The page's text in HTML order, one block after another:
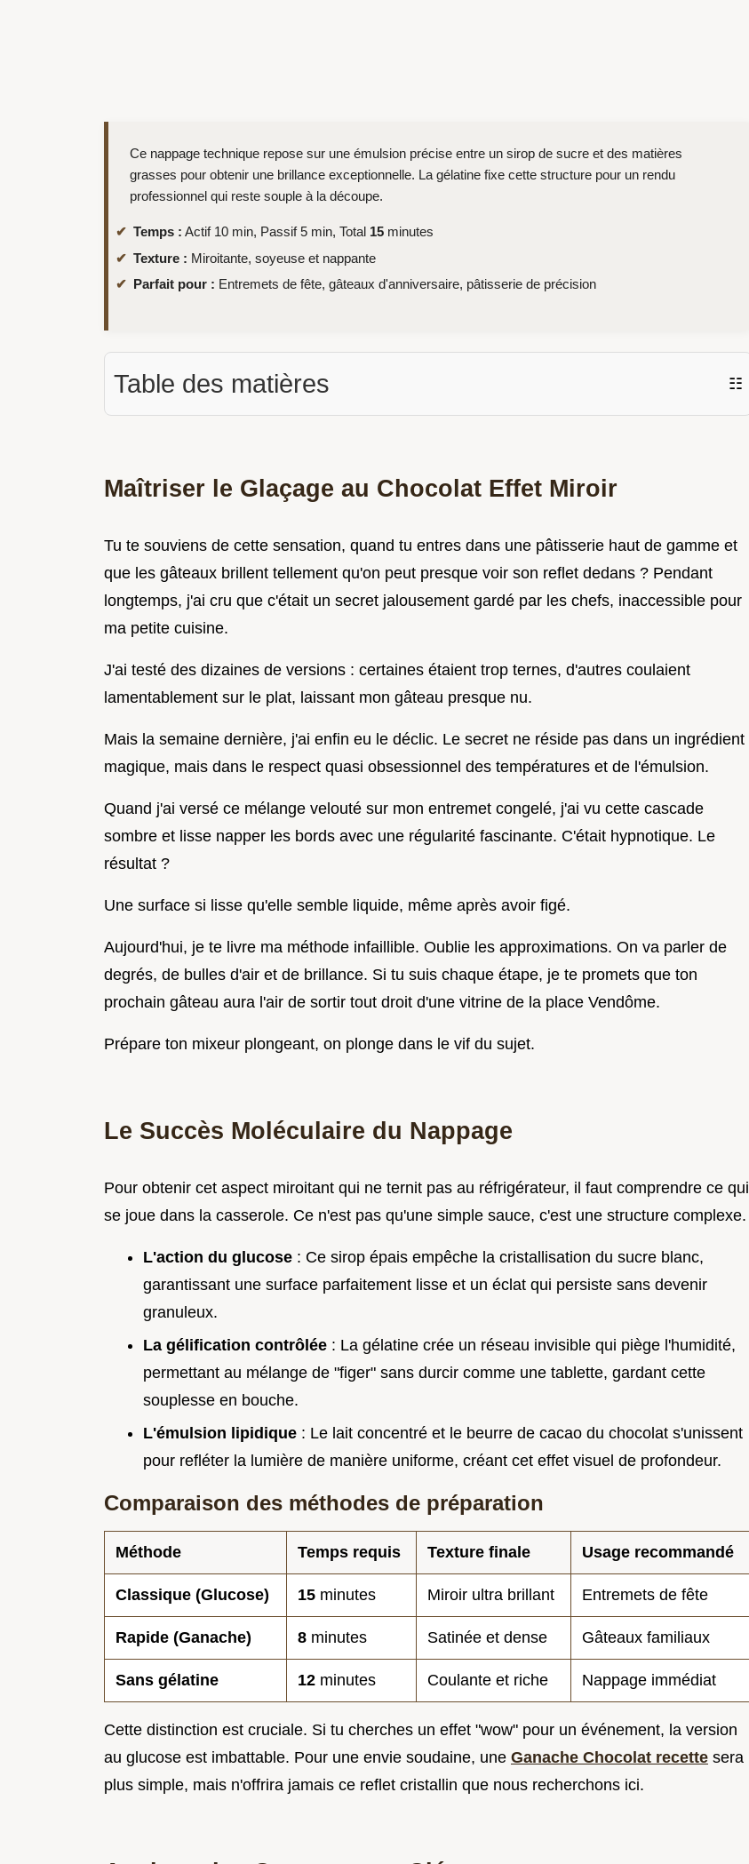
Ce nappage technique repose sur une émulsion précise entre un sirop de sucre et des matières
grasses pour obtenir une brillance exceptionnelle. La gélatine fixe cette structure pour un rendu
professionnel qui reste souple à la découpe.
Temps : Actif 10 min, Passif 5 min, Total 15 minutes
Texture : Miroitante, soyeuse et nappante
Parfait pour : Entremets de fête, gâteaux d'anniversaire, pâtisserie de précision
Table des matières ☷
Maîtriser le Glaçage au Chocolat Effet Miroir
Tu te souviens de cette sensation, quand tu entres dans une pâtisserie haut de gamme et
que les gâteaux brillent tellement qu'on peut presque voir son reflet dedans ? Pendant
longtemps, j'ai cru que c'était un secret jalousement gardé par les chefs, inaccessible pour
ma petite cuisine.
J'ai testé des dizaines de versions : certaines étaient trop ternes, d'autres coulaient
lamentablement sur le plat, laissant mon gâteau presque nu.
Mais la semaine dernière, j'ai enfin eu le déclic. Le secret ne réside pas dans un ingrédient
magique, mais dans le respect quasi obsessionnel des températures et de l'émulsion.
Quand j'ai versé ce mélange velouté sur mon entremet congelé, j'ai vu cette cascade
sombre et lisse napper les bords avec une régularité fascinante. C'était hypnotique. Le
résultat ?
Une surface si lisse qu'elle semble liquide, même après avoir figé.
Aujourd'hui, je te livre ma méthode infaillible. Oublie les approximations. On va parler de
degrés, de bulles d'air et de brillance. Si tu suis chaque étape, je te promets que ton
prochain gâteau aura l'air de sortir tout droit d'une vitrine de la place Vendôme.
Prépare ton mixeur plongeant, on plonge dans le vif du sujet.
Le Succès Moléculaire du Nappage
Pour obtenir cet aspect miroitant qui ne ternit pas au réfrigérateur, il faut comprendre ce qui
se joue dans la casserole. Ce n'est pas qu'une simple sauce, c'est une structure complexe.
L'action du glucose : Ce sirop épais empêche la cristallisation du sucre blanc,
garantissant une surface parfaitement lisse et un éclat qui persiste sans devenir
granuleux.
La gélification contrôlée : La gélatine crée un réseau invisible qui piège l'humidité,
permettant au mélange de "figer" sans durcir comme une tablette, gardant cette
souplesse en bouche.
L'émulsion lipidique : Le lait concentré et le beurre de cacao du chocolat s'unissent
pour refléter la lumière de manière uniforme, créant cet effet visuel de profondeur.
Comparaison des méthodes de préparation
Méthode Temps requis Texture finale Usage recommandé
Classique (Glucose) 15 minutes Miroir ultra brillant Entremets de fête
Rapide (Ganache) 8 minutes Satinée et dense Gâteaux familiaux
Sans gélatine 12 minutes Coulante et riche Nappage immédiat
Cette distinction est cruciale. Si tu cherches un effet "wow" pour un événement, la version
au glucose est imbattable. Pour une envie soudaine, une Ganache Chocolat recette sera
plus simple, mais n'offrira jamais ce reflet cristallin que nous recherchons ici.